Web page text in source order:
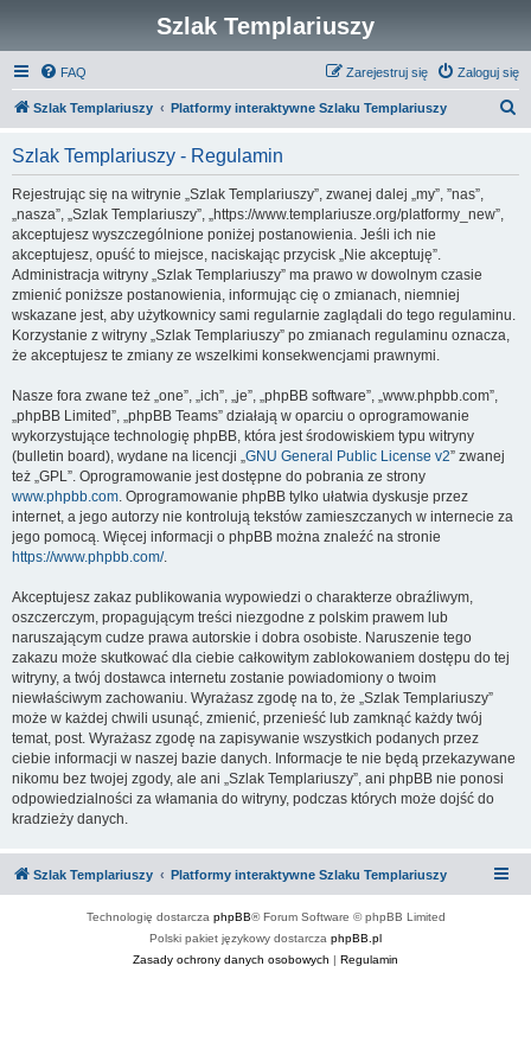
Szlak Templariuszy
FAQ Zaloguj się
Zarejestruj się
Szlak Templariuszy Platformy interaktywne Szlaku Templariuszy
Szlak Templariuszy - Regulamin
Rejestrując się na witrynie „Szlak Templariuszy”, zwanej dalej „my”, ”nas”,
„nasza”, „Szlak Templariuszy”, „https://www.templariusze.org/platformy_new”,
akceptujesz wyszczególnione poniżej postanowienia. Jeśli ich nie
akceptujesz, opuść to miejsce, naciskając przycisk „Nie akceptuję”.
Administracja witryny „Szlak Templariuszy” ma prawo w dowolnym czasie
zmienić poniższe postanowienia, informując cię o zmianach, niemniej
wskazane jest, aby użytkownicy sami regularnie zaglądali do tego regulaminu.
Korzystanie z witryny „Szlak Templariuszy” po zmianach regulaminu oznacza,
że akceptujesz te zmiany ze wszelkimi konsekwencjami prawnymi.
Nasze fora zwane też „one”, „ich”, „je”, „phpBB software”, „www.phpbb.com”,
„phpBB Limited”, „phpBB Teams” działają w oparciu o oprogramowanie
wykorzystujące technologię phpBB, która jest środowiskiem typu witryny
(bulletin board), wydane na licencji „GNU General Public License v2” zwanej
też „GPL”. Oprogramowanie jest dostępne do pobrania ze strony
www.phpbb.com. Oprogramowanie phpBB tylko ułatwia dyskusje przez
internet, a jego autorzy nie kontrolują tekstów zamieszczanych w internecie za
jego pomocą. Więcej informacji o phpBB można znaleźć na stronie
https://www.phpbb.com/.
Akceptujesz zakaz publikowania wypowiedzi o charakterze obraźliwym,
oszczerczym, propagującym treści niezgodne z polskim prawem lub
naruszającym cudze prawa autorskie i dobra osobiste. Naruszenie tego
zakazu może skutkować dla ciebie całkowitym zablokowaniem dostępu do tej
witryny, a twój dostawca internetu zostanie powiadomiony o twoim
niewłaściwym zachowaniu. Wyrażasz zgodę na to, że „Szlak Templariuszy”
może w każdej chwili usunąć, zmienić, przenieść lub zamknąć każdy twój
temat, post. Wyrażasz zgodę na zapisywanie wszystkich podanych przez
ciebie informacji w naszej bazie danych. Informacje te nie będą przekazywane
nikomu bez twojej zgody, ale ani „Szlak Templariuszy”, ani phpBB nie ponosi
odpowiedzialności za włamania do witryny, podczas których może dojść do
kradzieży danych.
Szlak Templariuszy Platformy interaktywne Szlaku Templariuszy
Technologię dostarcza phpBB® Forum Software © phpBB Limited
Polski pakiet językowy dostarcza phpBB.pl
Zasady ochrony danych osobowych | Regulamin